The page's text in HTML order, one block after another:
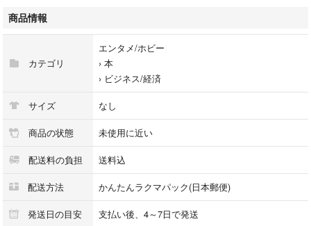
商品情報
カテゴリ
エンタメ/ホビー
› 本
› ビジネス/経済
サイズ なし
商品の状態 未使用に近い
配送料の負担 送料込
配送方法 かんたんラクマパック(日本郵便)
発送日の目安 支払い後、4～7日で発送